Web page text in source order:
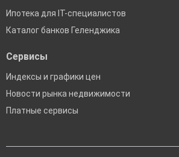
Ипотека для IT-специалистов
Каталог банков Геленджика
Сервисы
Индексы и графики цен
Новости рынка недвижимости
Платные сервисы